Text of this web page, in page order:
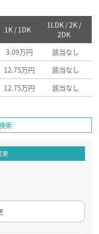
1K / 1DK
1LDK / 2K /
2DK
3.09万円 該当なし
12.75万円 該当なし
12.75万円 該当なし
索
更